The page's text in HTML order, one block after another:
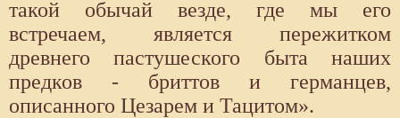
такой обычай везде, где мы его
встречаем, является пережитком
древнего пастушеского быта наших
предков - бриттов и германцев,
описанного Цезарем и Тацитом».